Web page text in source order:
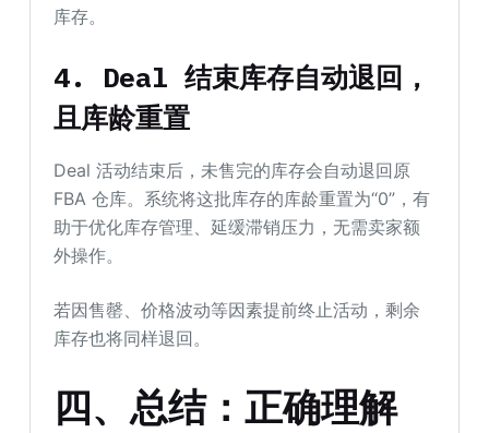
库存。
4. Deal 结束库存自动退回，
且库龄重置
Deal 活动结束后，未售完的库存会自动退回原
FBA 仓库。系统将这批库存的库龄重置为“0”，有
助于优化库存管理、延缓滞销压力，无需卖家额
外操作。
若因售罄、价格波动等因素提前终止活动，剩余
库存也将同样退回。
四、总结：正确理解